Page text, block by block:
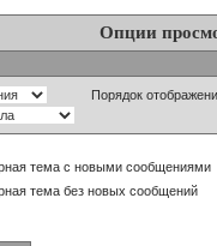
Опции
Порядок
тема с новыми сообщениями
тема без новых сообщений